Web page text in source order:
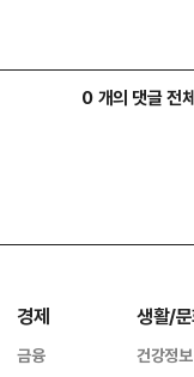
0 개의 댓글 전
경제
금융
생활/
건강정보